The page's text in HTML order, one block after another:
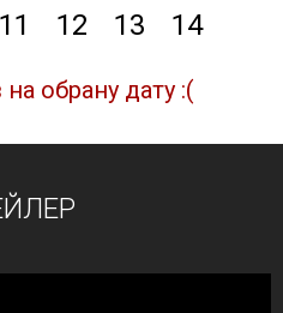
11 12 13 14
обрану дату :(